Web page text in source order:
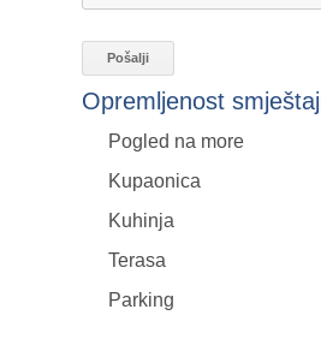
Opremljenost
Pogled na more
Kupaonica
Kuhinja
Terasa
Parking